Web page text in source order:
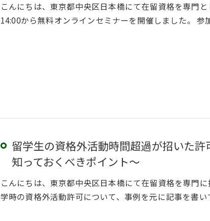
こんにちは、東京都中央区日本橋にて在留資格を専門
14:00から無料オンラインセミナーを開催しました。
留学生の資格外活動時間超過が招いた
知っておくべきポイント～
こんにちは、東京都中央区日本橋にて在留資格を専門
学時の資格外活動許可について、事例を元に記事を書